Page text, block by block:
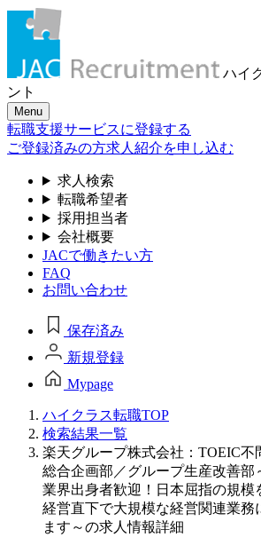
ハイ
ント
Menu
転職支援サービスに登録する
ご登録済みの方求人紹介を申し込む
求人検索
転職希望者
採用担当者
会社概要
JACで働きたい方
FAQ
お問い合わせ
保存済み
新規登録
Mypage
ハイクラス転職TOP
検索結果一覧
楽天グループ株式会社：TOEIC不
総合企画部／グループ生産改善部
業界出身者歓迎！日本屈指の規模
経営直下で大規模な経営関連業務
ます～の求人情報詳細